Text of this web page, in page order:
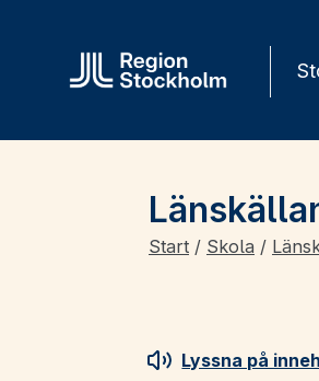
Start / Skola /
Lyssna på